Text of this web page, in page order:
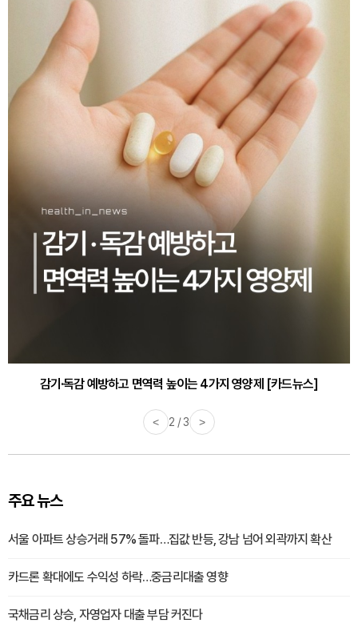
감기·독감 예방하고 면역력 높이는 4가지 영양제 [카드뉴스]
< 3 / 3 >
주요 뉴스
서울 아파트 상승거래 57% 돌파…집값 반등, 강남 넘어 외곽까지 확산
카드론 확대에도 수익성 하락…중금리대출 영향
국채금리 상승, 자영업자 대출 부담 커진다